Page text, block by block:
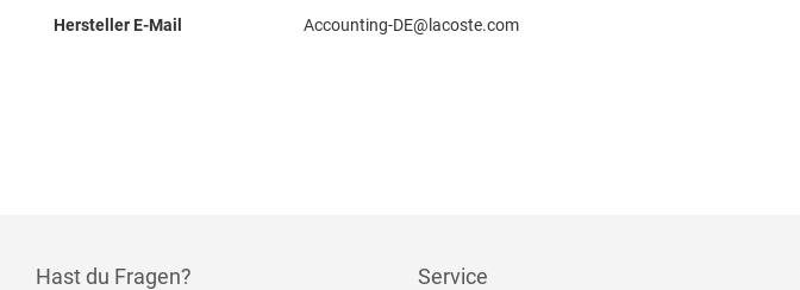
Hersteller E-Mail Accounting-DE@lacoste.com
Hast du Fragen? Service